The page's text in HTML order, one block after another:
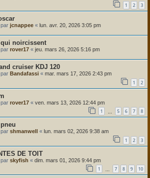
1 2 3
jcnappee « lun. avr. 20, 2026 3:05 pm
noircissent
rover17 « jeu. mars 26, 2026 5:16 pm
cruiser KDJ 120
Bandafassi « mar. mars 17, 2026 2:43 pm
1 2
rover17 « ven. mars 13, 2026 12:44 pm
1 5 6 7 8
shmanwell « lun. mars 02, 2026 9:38 am
1 2 3
DE TOIT
skyfish « dim. mars 01, 2026 9:44 pm
1 7 8 9 10